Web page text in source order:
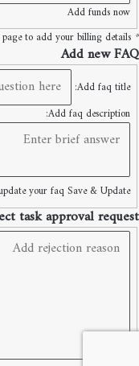
Add funds now
*
to add your billing details.
Add new FAQ
Add faq title:
Add faq description:
your faqSave & Update
task approval request